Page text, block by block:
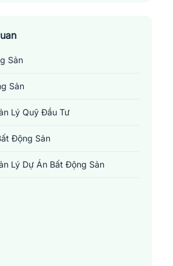
Sản
Sản
Lý Quỹ Đầu Tư
Động Sản
Lý Dự Án Bất Động Sản